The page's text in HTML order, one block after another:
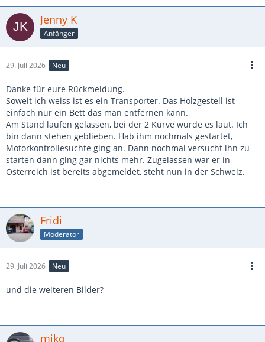
Jenny K
Anfänger
29. Juli 2026 Neu
Danke für eure Rückmeldung.
Soweit ich weiss ist es ein Transporter. Das Holzgestell ist
einfach nur ein Bett das man entfernen kann.
Am Stand laufen gelassen, bei der 2 Kurve würde es laut. Ich
bin dann stehen geblieben. Hab ihm nochmals gestartet,
Motorkontrollesuchte ging an. Dann nochmal versucht ihn zu
starten dann ging gar nichts mehr. Zugelassen war er in
Österreich ist bereits abgemeldet, steht nun in der Schweiz.
Fridi
Moderator
29. Juli 2026 Neu
und die weiteren Bilder?
miko